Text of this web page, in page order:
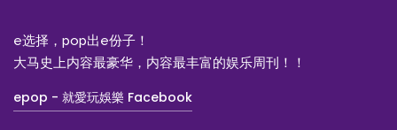
e选择，pop出e份子！
大马史上内容最豪华，内容最丰富的娱乐周刊！！
epop - 就愛玩娛樂 Facebook